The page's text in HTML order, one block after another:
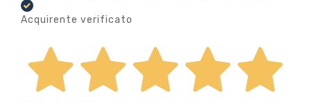
Acquirente verificato